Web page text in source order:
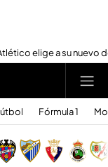
elige a su nuevo
Fórmula 1